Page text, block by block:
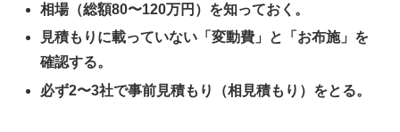
相場（総額80〜120万円）を知っておく。
見積もりに載っていない「変動費」と「お布施」を
確認する。
必ず2〜3社で事前見積もり（相見積もり）をとる。